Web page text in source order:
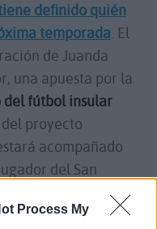
Process My
definido quién
temporada. El
de Juanda
una apuesta por la
fútbol insular
proyecto
acompañado
del San